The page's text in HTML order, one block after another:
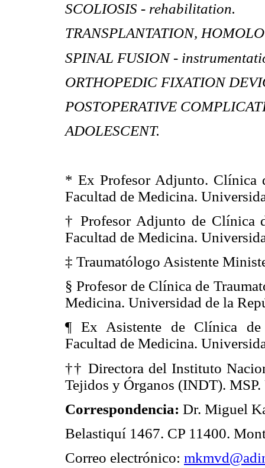
SCOLIOSIS - rehabilitation.
TRANSPLANTATION,
SPINAL FUSION -
ORTHOPEDIC FIXATION
POSTOPERATIVE
ADOLESCENT.
* Ex Profesor Adjunto. Clínica
Facultad de Medicina.
† Profesor Adjunto de Clínica
Facultad de Medicina.
‡ Traumatólogo Asistente
§ Profesor de Clínica de
Medicina. Universidad de la
¶ Ex Asistente de Clínica de
Facultad de Medicina.
†† Directora del Instituto
Tejidos y Órganos (INDT). MSP.
Correspondencia: Dr. Miguel
Belastiquí 1467. CP 11400.
Correo electrónico: